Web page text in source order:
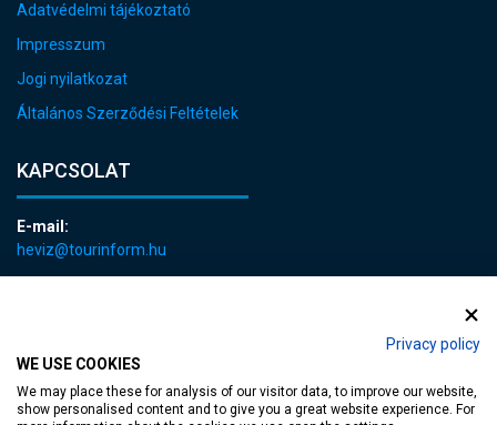
Privacy policy
WE USE COOKIES
We may place these for analysis of our visitor data, to improve our website,
show personalised content and to give you a great website experience. For
Adatvédelmi tájékoztató
Impresszum
Jogi nyilatkozat
Általános Szerződési Feltételek
KAPCSOLAT
E-mail:
heviz@tourinform.hu